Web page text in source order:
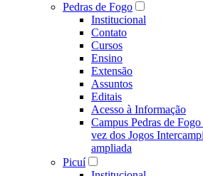
Pedras de Fogo
Institucional
Contato
Cursos
Ensino
Extensão
Assuntos
Editais
Acesso à Informação
Campus Pedras de
vez dos Jogos
ampliada
Picuí